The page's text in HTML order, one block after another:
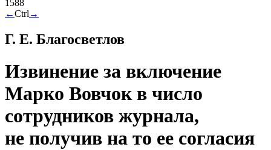
1588
←Ctrl →
Г. Е. Благосветлов
Извинение за включение
Марко Вовчок в число
сотрудников журнала,
не получив на то ее согласия